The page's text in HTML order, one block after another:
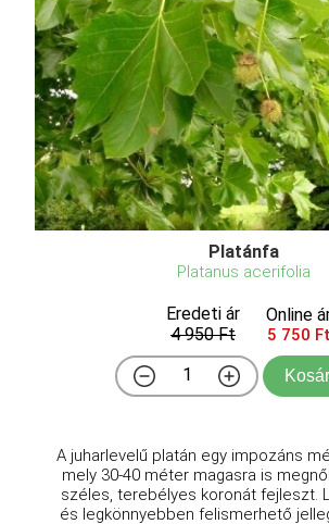
Platánfa
Platanus acerifolia
Eredeti ár
4 950 Ft
Online
5 750 Ft
A juharlevelű platán egy impozáns
mely 30-40 méter magasra is
széles, terebélyes koronát fejleszt.
és legkönnyebben felismerhető